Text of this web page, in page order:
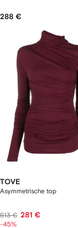
288 €
TOVE
Asymmetrische top
513 € 281 €
-45%